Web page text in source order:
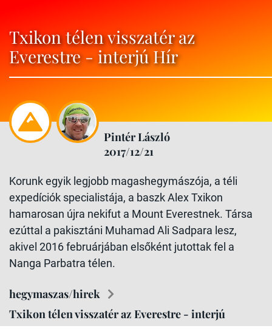
Txikon télen visszatér az
Everestre - interjú Hír
Pintér László
2017/12/21
Korunk egyik legjobb magashegymászója, a téli
expedíciók specialistája, a baszk Alex Txikon
hamarosan újra nekifut a Mount Everestnek. Társa
ezúttal a pakisztáni Muhamad Ali Sadpara lesz,
akivel 2016 februárjában elsőként jutottak fel a
Nanga Parbatra télen.
hegymaszas/hirek
Txikon télen visszatér az Everestre - interjú